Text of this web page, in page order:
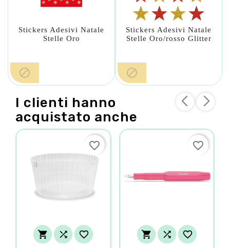
Stickers Adesivi Natale
Stelle Oro

Stickers Adesivi Natale
Stelle Oro/rosso Glitter

I clienti hanno
acquistato anche
  
favorite_border
  
favorite_border